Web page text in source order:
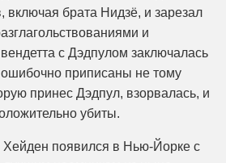
включая брата Нидзё, и зарезал
и
с Дэдпулом заключалась
приписаны не тому
принес Дэдпул, взорвалась, и
убиты.
Хейден появился в Нью-Йорке с